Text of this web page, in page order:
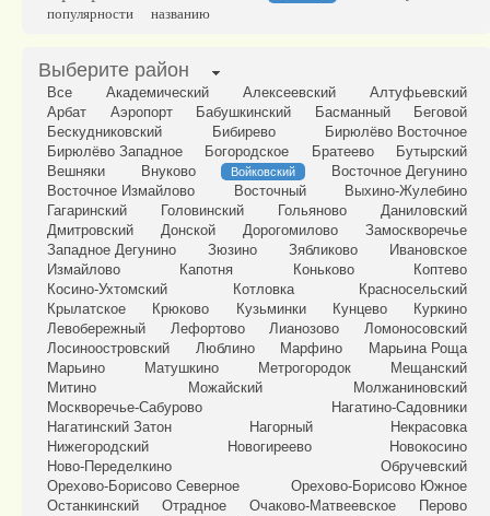
популярности
названию
Выберите район
Все Академический Алексеевский
Алтуфьевский
Арбат
Аэропорт Бабушкинский Басманный
Беговой
Бескудниковский
Бибирево
Бирюлёво Восточное
Бирюлёво Западное
Богородское Братеево
Бутырский
Вешняки
Внуково Войковский
Восточное Дегунино
Восточное Измайлово
Восточный
Выхино-Жулебино
Гагаринский
Головинский Гольяново
Даниловский
Дмитровский
Донской Дорогомилово
Замоскворечье
Западное Дегунино
Зюзино Зябликово
Ивановское
Измайлово
Капотня Коньково
Коптево
Косино-Ухтомский
Котловка
Красносельский
Крылатское
Крюково Кузьминки Кунцево
Куркино
Левобережный
Лефортово Лианозово
Ломоносовский
Лосиноостровский
Люблино Марфино
Марьина Роща
Марьино
Матушкино Метрогородок
Мещанский
Митино
Можайский
Молжаниновский
Москворечье-Сабурово
Нагатино-Садовники
Нагатинский Затон
Нагорный
Некрасовка
Нижегородский
Новогиреево
Новокосино
Ново-Переделкино
Обручевский
Орехово-Борисово Северное
Орехово-Борисово Южное
Останкинский
Отрадное Очаково-Матвеевское
Перово